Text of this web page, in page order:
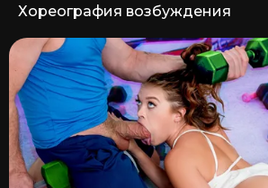
Хореография возбуждения